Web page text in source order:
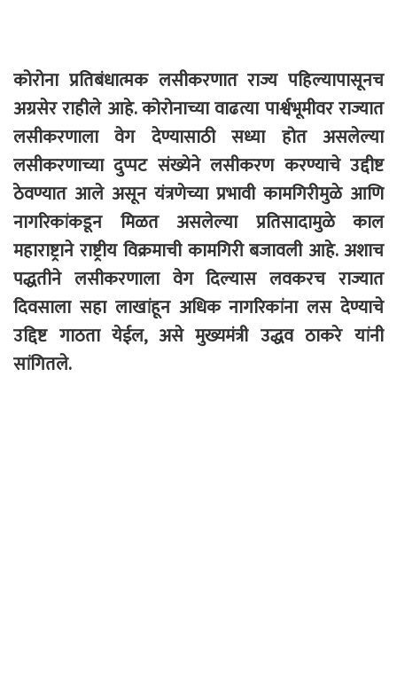
कोरोना प्रतिबंधात्मक लसीकरणात राज्य पहिल्यापासूनच
अग्रसेर राहीले आहे. कोरोनाच्या वाढत्या पार्श्वभूमीवर राज्यात
लसीकरणाला वेग देण्यासाठी सध्या होत असलेल्या
लसीकरणाच्या दुप्पट संख्येने लसीकरण करण्याचे उद्दीष्ट
ठेवण्यात आले असून यंत्रणेच्या प्रभावी कामगिरीमुळे आणि
नागरिकांकडून मिळत असलेल्या प्रतिसादामुळे काल
महाराष्ट्राने राष्ट्रीय विक्रमाची कामगिरी बजावली आहे. अशाच
पद्धतीने लसीकरणाला वेग दिल्यास लवकरच राज्यात
दिवसाला सहा लाखांहून अधिक नागरिकांना लस देण्याचे
उद्दिष्ट गाठता येईल, असे मुख्यमंत्री उद्धव ठाकरे यांनी
सांगितले.